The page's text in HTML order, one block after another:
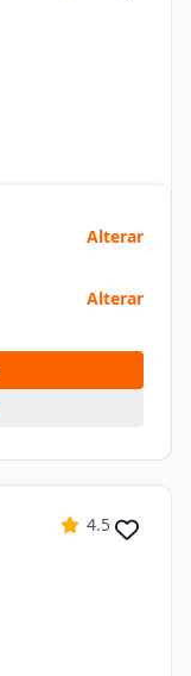
Alterar
Alterar
4.5